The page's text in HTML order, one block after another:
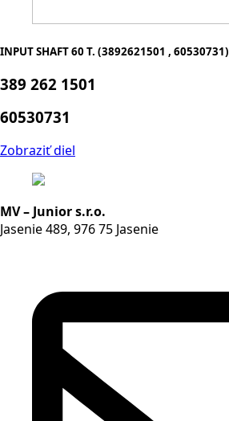
INPUT SHAFT 60 T. (3892621501 , 60530731)
389 262 1501
60530731
Zobraziť diel
MV – Junior s.r.o.
Jasenie 489, 976 75 Jasenie